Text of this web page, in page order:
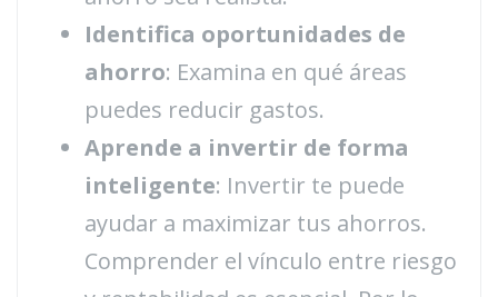
Identifica oportunidades de
ahorro: Examina en qué áreas
puedes reducir gastos.
Aprende a invertir de forma
inteligente: Invertir te puede
ayudar a maximizar tus ahorros.
Comprender el vínculo entre riesgo